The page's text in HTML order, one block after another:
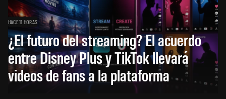
HACE 11 HORAS
¿El futuro del streaming? El acuerdo
entre Disney Plus y TikTok llevará
videos de fans a la plataforma